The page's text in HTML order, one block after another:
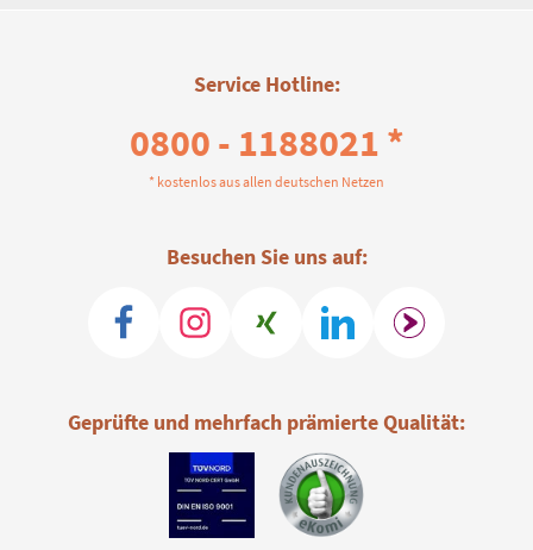
Service Hotline:
0800 - 1188021 *
* kostenlos aus allen deutschen Netzen
Besuchen Sie uns auf:
Geprüfte und mehrfach prämierte Qualität: